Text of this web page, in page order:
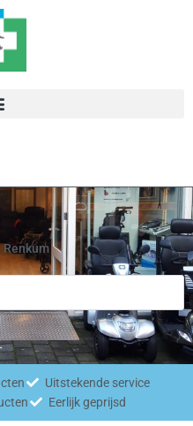
Uitstekende service
Eerlijk geprijsd